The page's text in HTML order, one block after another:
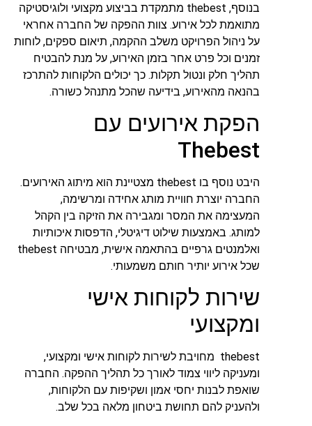
בנוסף, thebest מתמקדת בביצוע מקצועי ולוגיסטיקה
מתואמת לכל אירוע. צוות ההפקה של החברה אחראי
על ניהול הפרויקט משלב ההקמה, תיאום ספקים, לוחות
זמנים וכל פרט אחר בזמן האירוע, על מנת להבטיח
תהליך חלק ונטול תקלות. כך יכולים הלקוחות להתרכז
בהנאה מהאירוע, בידיעה שהכל מתנהל כשורה.
הפקת אירועים עם
Thebest
היבט נוסף בו thebest מצטיינת הוא מיתוג האירועים.
החברה יוצרת חוויית מותג אחידה ומרשימה,
המעצימה את המסר ומגבירה את הזיקה בין הקהל
למותג. באמצעות שילוט דיגיטלי, הדפסות איכותיות
ואלמנטים גרפיים בהתאמה אישית, מבטיחה thebest
שכל אירוע יותיר חותם משמעותי.
שירות לקוחות אישי
ומקצועי
thebest מחויבת לשירות לקוחות אישי ומקצועי,
ומעניקה ליווי צמוד לאורך כל תהליך ההפקה. החברה
שואפת לבנות יחסי אמון ושקיפות עם הלקוחות,
ולהעניק להם תחושת ביטחון מלאה בכל שלב.